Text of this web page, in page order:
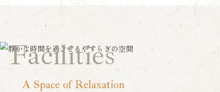
Facilities
A Space of Relaxation